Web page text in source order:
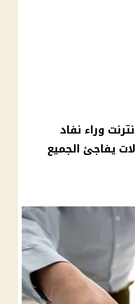
وراء نفاد
يفاجئ الجميع